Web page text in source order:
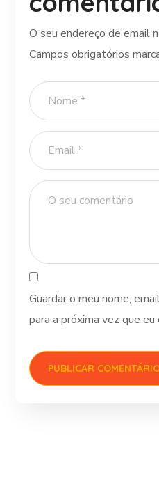
O seu endereço de email
Campos obrigatórios
Guardar o meu nome,
para a próxima vez que eu